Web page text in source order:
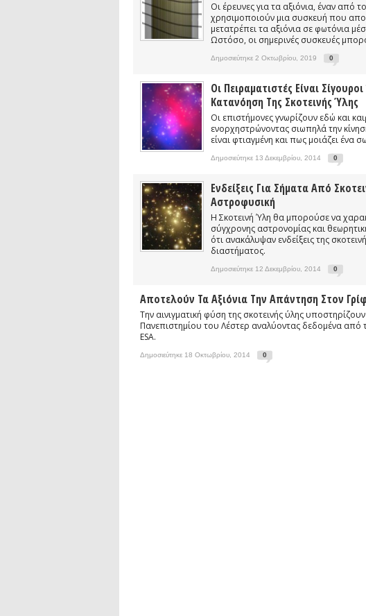
Οι έρευνες για τα αξιόνια, έναν από
χρησιμοποιούν μια συσκευή που
μετατρέπει τα αξιόνια σε φωτόνια
Ωστόσο, οι σημερινές συσκευές
Δημοσιεύτηκε 2 Οκτωβρίου, 2019 0
Οι Πειραματιστές Είναι
Κατανόηση Της Σκοτεινής Ύλης
Οι επιστήμονες γνωρίζουν εδώ και
ενορχηστρώνοντας σιωπηλά την
είναι φτιαγμένη και πως μοιάζει ένα
Δημοσιεύτηκε 13 Δεκεμβρίου, 2014 0
Ενδείξεις Για Σήματα Από
Αστροφυσική
Η Σκοτεινή Ύλη θα μπορούσε να
σύγχρονης αστρονομίας και
ότι ανακάλυψαν ενδείξεις της
διαστήματος.
Δημοσιεύτηκε 12 Δεκεμβρίου, 2014 0
Αποτελούν Τα Αξιόνια Την Απάντηση Στον
Την αινιγματική φύση της σκοτεινής ύλης
Πανεπιστημίου του Λέστερ αναλύοντας δεδομένα από
ESA.
Δημοσιεύτηκε 18 Οκτωβρίου, 2014 0